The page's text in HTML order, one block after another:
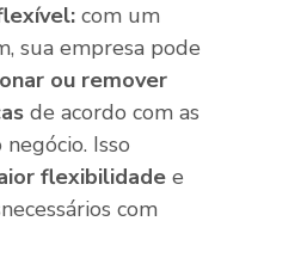
com um
sua empresa pode
ou remover
de acordo com as
Isso
flexibilidade e
com